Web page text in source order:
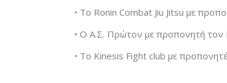
• Το Ronin Combat Jiu Jitsu με
• Ο Α.Σ. Πρώτον με προπονητή τον
• Το Kinesis Fight club με